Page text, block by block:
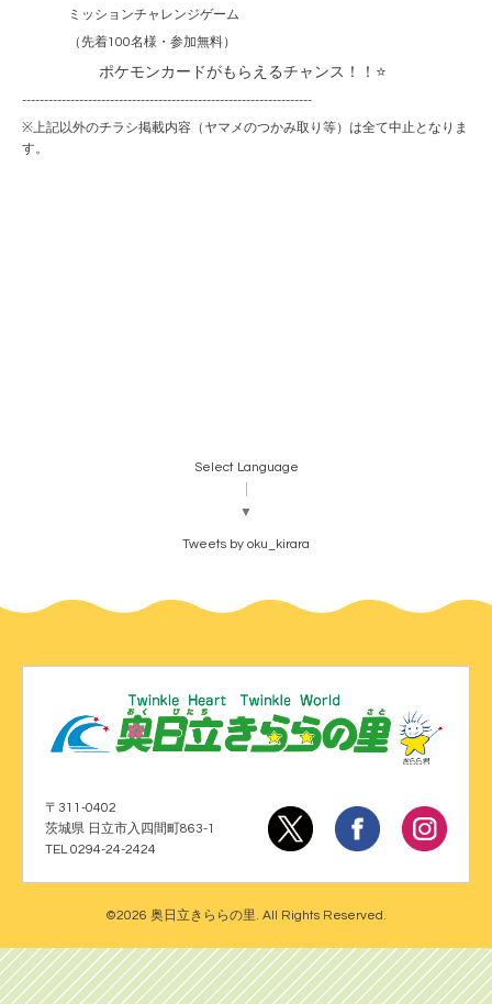
ミッションチャレンジゲーム
（先着100名様・参加無料）
ポケモンカードがもらえるチャンス！！⭐
------------------------------------------------------------------
※上記以外のチラシ掲載内容（ヤマメのつかみ取り等）は全て中止となりま
す。
Select Language
▼
Tweets by oku_kirara
〒311-0402
茨城県 日立市入四間町863-1
TEL 0294-24-2424
©2026 奥日立きららの里. All Rights Reserved.